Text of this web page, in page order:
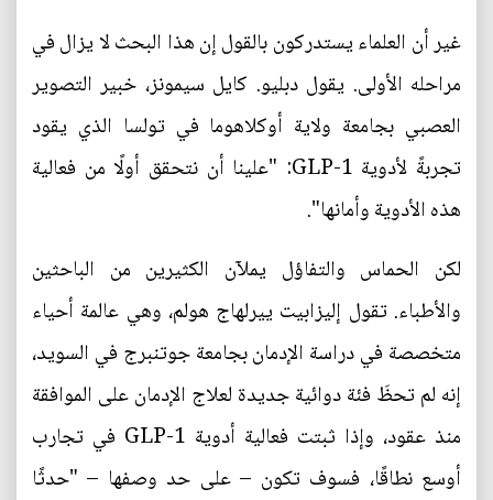
غير أن العلماء يستدركون بالقول إن هذا البحث لا يزال في
مراحله الأولى. يقول دبليو. كايل سيمونز، خبير التصوير
العصبي بجامعة ولاية أوكلاهوما في تولسا الذي يقود
تجربةً لأدوية GLP-1: "علينا أن نتحقق أولًا من فعالية
هذه الأدوية وأمانها".
لكن الحماس والتفاؤل يملآن الكثيرين من الباحثين
والأطباء. تقول إليزابيت ييرلهاج هولم، وهي عالمة أحياء
متخصصة في دراسة الإدمان بجامعة جوتنبرج في السويد،
إنه لم تحظَ فئة دوائية جديدة لعلاج الإدمان على الموافقة
منذ عقود، وإذا ثبتت فعالية أدوية GLP-1 في تجارب
أوسع نطاقًا، فسوف تكون – على حد وصفها – "حدثًا